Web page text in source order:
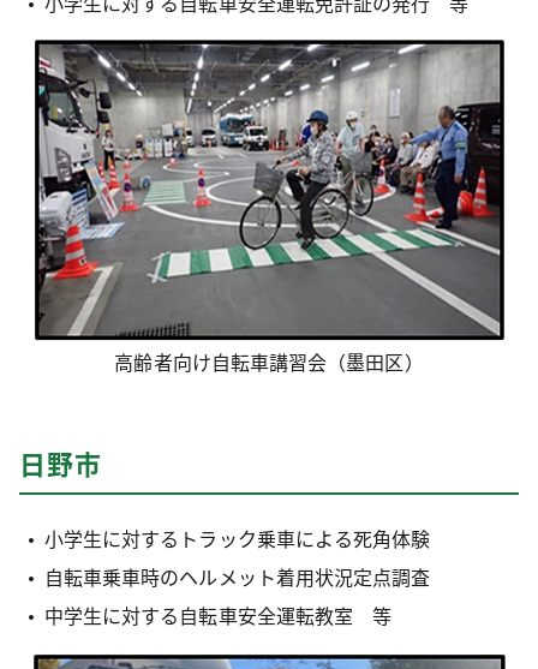
高齢者向け自転車講習会（墨田区）
日野市
小学生に対するトラック乗車による死角体験
自転車乗車時のヘルメット着用状況定点調査
中学生に対する自転車安全運転教室 等